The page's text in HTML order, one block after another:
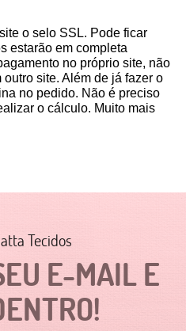
o selo SSL. Pode ficar
estarão em completa
no próprio site, não
site. Além de já fazer o
no pedido. Não é preciso
o cálculo. Muito mais
E-MAIL E
Tecidos